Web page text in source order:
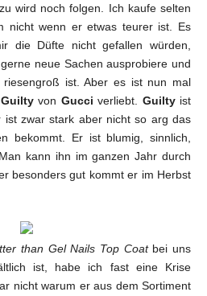
wird noch folgen. Ich kaufe selten
nicht wenn er etwas teurer ist. Es
die Düfte nicht gefallen würden,
neue Sachen ausprobiere und
ist. Aber es ist nun mal
Guilty von Gucci verliebt. Guiltyist
zwar stark aber nicht so arg das
bekommt. Er ist blumig, sinnlich,
kann ihn im ganzen Jahr durch
besonders gut kommt er im Herbst
than Gel Nails Top Coatbei uns
ist, habe ich fast eine Krise
nicht warum er aus dem Sortiment